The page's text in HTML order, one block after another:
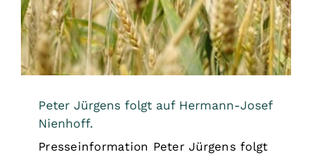
Peter Jürgens folgt auf Hermann-Josef
Nienhoff.
Presseinformation Peter Jürgens folgt